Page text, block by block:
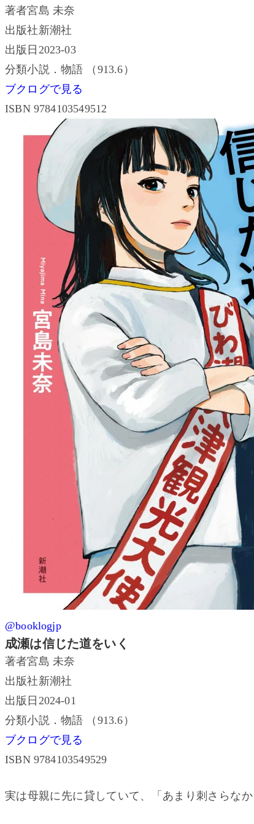
著者宮島 未奈
出版社新潮社
出版日 2023-03
分類小説．物語 （913.6）
ブクログで見る
ISBN 9784103549512
@booklogjp
成瀬は信じた道をいく
著者宮島 未奈
出版社新潮社
出版日 2024-01
分類小説．物語 （913.6）
ブクログで見る
ISBN 9784103549529
実は母親に先に貸していて、「あまり刺さらな